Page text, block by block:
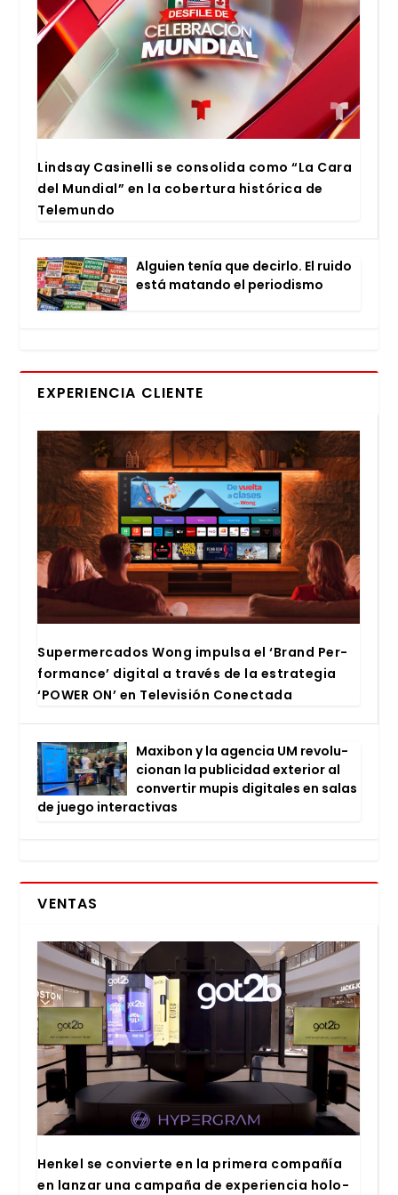
Lind­say Casi­ne­lli se con­so­li­da como “La Cara
del Mun­dial” en la cober­tu­ra his­tó­ri­ca de
Tele­mun­do
Alguien tenía que decir­lo. El rui­do
está matan­do el perio­dis­mo
EXPERIENCIA CLIENTE
Super­mer­ca­dos Wong impul­sa el ‘Brand Per­
for­man­ce’ digi­tal a tra­vés de la estra­te­gia
‘POWER ON’ en Tele­vi­sión Conec­ta­da
Maxi­bon y la agen­cia UM revo­lu­
cio­nan la publi­ci­dad exte­rior al
con­ver­tir mupis digi­ta­les en salas
de jue­go inter­ac­ti­vas
VENTAS
Hen­kel se con­vier­te en la pri­me­ra com­pa­ñía
en lan­zar una cam­pa­ña de expe­rien­cia holo­